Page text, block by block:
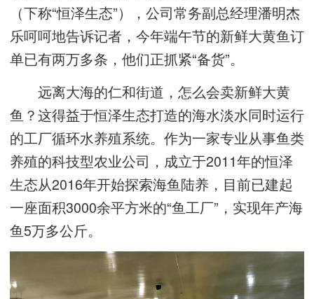
（下称“恒泽生态”），公司常务副总经理潘明杰
乐呵呵地告诉记者，今年端午节的新鲜大黄鱼订
单已有两万多条，他们正抓紧“备货”。
远离大海的仁和街道，怎么会卖新鲜大黄
鱼？这得益于恒泽生态打造的海水淡水同时运行
的工厂循环水养殖系统。作为一家专业从事鱼类
养殖的科技型农业公司，成立于2011年的恒泽
生态从2016年开始探索海鱼陆养，目前已建起
一座面积3000余平方米的“鱼工厂”，实现年产海
鱼5万多公斤。